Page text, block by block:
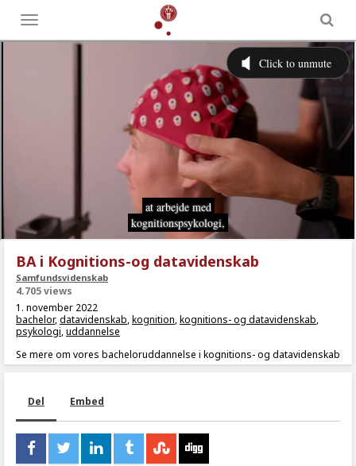
Toggle
menu
BA i Kognitions-og datavidenskab
Samfundsvidenskab
4.705 views
1. november 2022
bachelor,datavidenskab,kognition,kognitions- og datavidenskab,
psykologi,uddannelse
Se mere om vores bacheloruddannelse i kognitions- og datavidenskab
Del Embed